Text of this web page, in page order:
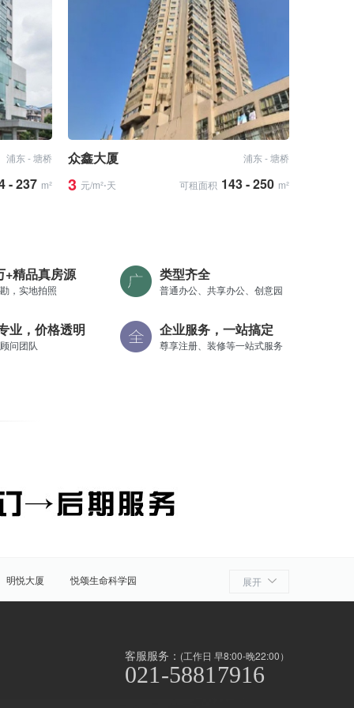
浦东 - 塘桥
- 237 m²
众鑫大厦 浦东 - 塘桥
3 元/m²⋅天 可租面积 143 - 250 m²
+精品真房源
，实地拍照
类型齐全
普通办公、共享办公、创意园
业，价格透明
问团队
企业服务，一站搞定
尊享注册、装修等一站式服务
展开
明悦大厦
悦颂生命科学园
胞产业园
ATLATL飞镖加速器
上海周边
前滩
世博滨江
客服服务： (工作日 早8:00-晚22:00）
021-58817916